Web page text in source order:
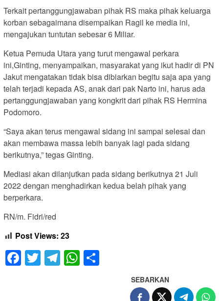
Terkait pertanggungjawaban pihak RS maka pihak keluarga
korban sebagaimana disempaikan Ragil ke media ini,
mengajukan tuntutan sebesar 6 Miliar.
Ketua Pemuda Utara yang turut mengawal perkara
ini,Ginting, menyampaikan, masyarakat yang ikut hadir di PN
Jakut mengatakan tidak bisa dibiarkan begitu saja apa yang
telah terjadi kepada AS, anak dari pak Narto ini, harus ada
pertanggungjawaban yang kongkrit dari pihak RS Hermina
Podomoro.
“Saya akan terus mengawal sidang ini sampai selesai dan
akan membawa massa lebih banyak lagi pada sidang
berikutnya,” tegas Ginting.
Mediasi akan dilanjutkan pada sidang berikutnya 21 Juli
2022 dengan menghadirkan kedua belah pihak yang
berperkara.
RN/m. Fidri/red
Post Views: 23
Facebook
Twitter
Telegram
WhatsApp
SEBARKAN